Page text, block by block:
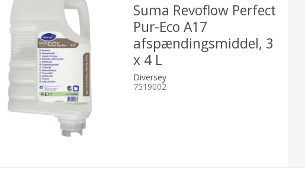
Suma Revoflow Perfect
Pur-Eco A17
afspændingsmiddel, 3
x 4 L
Diversey
7519002